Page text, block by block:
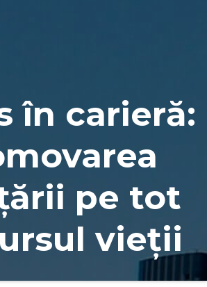
în carieră:
pe tot
vieții